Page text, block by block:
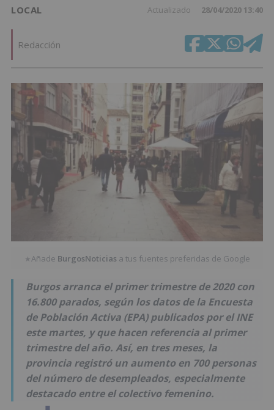
LOCAL Actualizado 28/04/2020 13:40
Redacción
★Añade BurgosNoticias a tus fuentes preferidas de Google
Burgos arranca el primer trimestre de 2020 con
16.800 parados, según los datos de la Encuesta
de Población Activa (EPA) publicados por el INE
este martes, y que hacen referencia al primer
trimestre del año. Así, en tres meses, la
provincia registró un aumento en 700 personas
del número de desempleados, especialmente
destacado entre el colectivo femenino.